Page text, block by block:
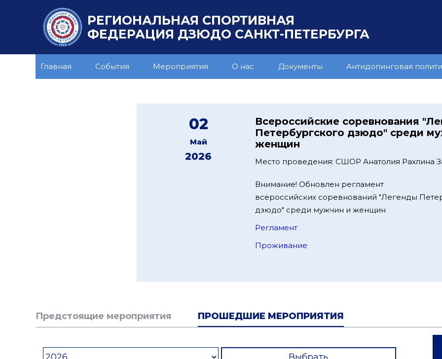
РЕГИОНАЛЬНАЯ СПОРТИВНАЯ
ФЕДЕРАЦИЯ ДЗЮДО САНКТ-ПЕТЕРБУРГА
Главная События Мероприятия О нас Документы Антидопинговая
02
Май
2026
Всероссийские соревнования
Петербургского дзюдо" среди
женщин
Место проведения: СШОР Анатолия Рахлина
Внимание! Обновлен регламент
всероссийских соревнований "Легенды
дзюдо" среди мужчин и женщин
Регламент
Проживание
Предстоящие мероприятия ПРОШЕДШИЕ МЕРОПРИЯТИЯ